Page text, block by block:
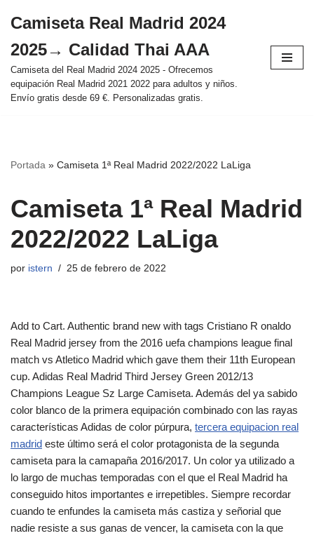
al
contenido
Camiseta Real Madrid 2024
2025→ Calidad Thai AAA
Camiseta del Real Madrid 2024 2025 - Ofrecemos
equipación Real Madrid 2021 2022 para adultos y niños.
Envío gratis desde 69 €. Personalizadas gratis.
Portada » Camiseta 1ª Real Madrid 2022/2022 LaLiga
Camiseta 1ª Real Madrid
2022/2022 LaLiga
por istern 25 de febrero de 2022
Add to Cart. Authentic brand new with tags Cristiano R onaldo
Real Madrid jersey from the 2016 uefa champions league final
match vs Atletico Madrid which gave them their 11th European
cup. Adidas Real Madrid Third Jersey Green 2012/13
Champions League Sz Large Camiseta. Además del ya sabido
color blanco de la primera equipación combinado con las rayas
características Adidas de color púrpura, tercera equipacion real
madrid este último será el color protagonista de la segunda
camiseta para la camapaña 2016/2017. Un color ya utilizado a
lo largo de muchas temporadas con el que el Real Madrid ha
conseguido hitos importantes e irrepetibles. Siempre recordar
cuando te enfundes la camiseta más castiza y señorial que
nadie resiste a sus ganas de vencer, la camiseta con la que